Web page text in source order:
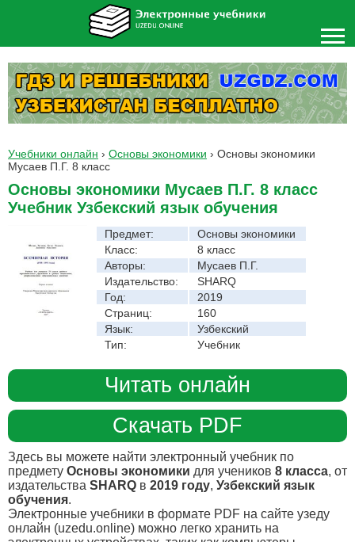
Учебники онлайн › Основы экономики › Основы экономики
Мусаев П.Г. 8 класс
Основы экономики Мусаев П.Г. 8 класс
Учебник Узбекский язык обучения
Предмет:
Основы экономики
Класс:
8 класс
Авторы:
Мусаев П.Г.
Издательство:
SHARQ
Год:
2019
Страниц:
160
Язык:
Узбекский
Тип:
Учебник
Читать онлайн
Скачать PDF
Здесь вы можете найти электронный учебник по
предмету Основы экономики для учеников 8 класса, от
издательства SHARQ в 2019 году, Узбекский язык
обучения.
Электронные учебники в формате PDF на сайте узеду
онлайн (uzedu.online) можно легко хранить на